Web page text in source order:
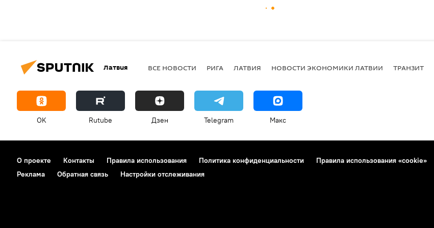
Латвия ВСЕ НОВОСТИ РИГА ЛАТВИЯ НОВОСТИ ЭКОНОМИКИ ЛАТВИИ ТРАНЗИТ
OK Rutube Дзен Telegram Макс
О проекте Контакты Правила использования Политика конфиденциальности Правила использования «cookie»
Реклама
Обратная связь Настройки отслеживания